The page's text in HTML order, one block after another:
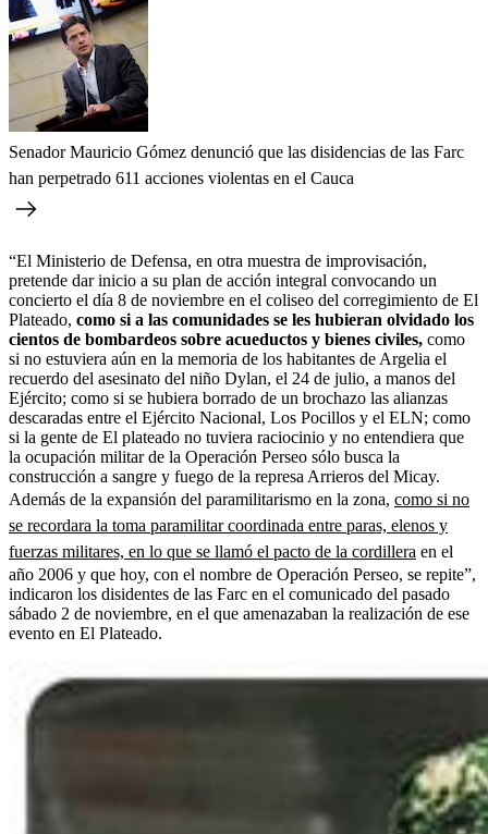
Senador Mauricio Gómez denunció que las disidencias de las Farc
han perpetrado 611 acciones violentas en el Cauca
“El Ministerio de Defensa, en otra muestra de improvisación,
pretende dar inicio a su plan de acción integral convocando un
concierto el día 8 de noviembre en el coliseo del corregimiento de El
Plateado, como si a las comunidades se les hubieran olvidado los
cientos de bombardeos sobre acueductos y bienes civiles, como
si no estuviera aún en la memoria de los habitantes de Argelia el
recuerdo del asesinato del niño Dylan, el 24 de julio, a manos del
Ejército; como si se hubiera borrado de un brochazo las alianzas
descaradas entre el Ejército Nacional, Los Pocillos y el ELN; como
si la gente de El plateado no tuviera raciocinio y no entendiera que
la ocupación militar de la Operación Perseo sólo busca la
construcción a sangre y fuego de la represa Arrieros del Micay.
Además de la expansión del paramilitarismo en la zona, como si no
se recordara la toma paramilitar coordinada entre paras, elenos y
fuerzas militares, en lo que se llamó el pacto de la cordillera en el
año 2006 y que hoy, con el nombre de Operación Perseo, se repite”,
indicaron los disidentes de las Farc en el comunicado del pasado
sábado 2 de noviembre, en el que amenazaban la realización de ese
evento en El Plateado.